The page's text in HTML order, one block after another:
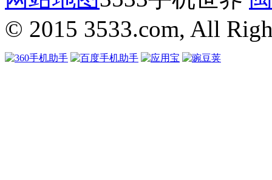
© 2015 3533.com, All